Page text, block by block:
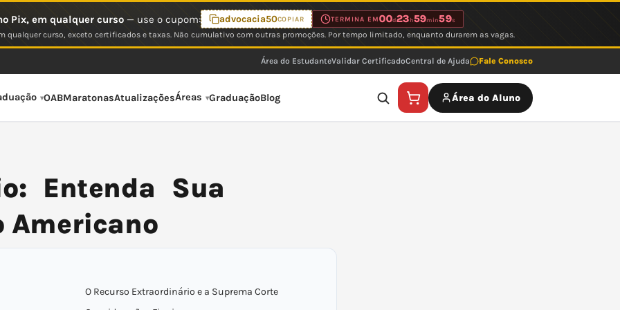
Pix, em qualquer curso— use o cupom: advocacia50COPIAR TERMINA EM00d23 h59min59s
qualquer curso, exceto certificados e taxas. Não cumulativo com outras promoções. Por tempo limitado, enquanto durarem as vagas.
Área do EstudanteValidar CertificadoCentral de Ajuda Fale Conosco
OABMaratonasAtualizaçõesÁreas GraduaçãoBlog Área do Aluno
Entenda Sua
Americano
O Recurso Extraordinário e a Suprema Corte